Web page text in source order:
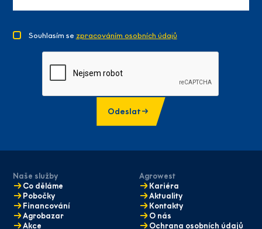
Souhlasím se zpracováním osobních údajů
Odeslat
Naše služby
Co děláme
Pobočky
Financování
Agrobazar
Akce
Agrowest
Kariéra
Aktuality
Kontakty
O nás
Ochrana osobních údajů